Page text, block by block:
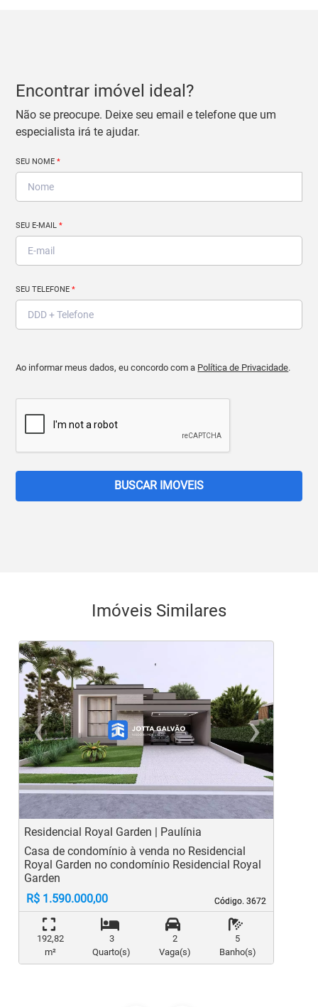
Encontrar imóvel ideal?
Não se preocupe. Deixe seu email e telefone que um
especialista irá te ajudar.
SEU NOME*
SEU E-MAIL*
SEU TELEFONE*
Ao informar meus dados, eu concordo com a Política de Privacidade.
BUSCAR IMOVEIS
Imóveis Similares
‹
Previous
›
Residencial Royal Garden | Paulínia
Código. 3672
Código. 3672
Casa de condomínio à venda no Residencial
Royal Garden no condomínio Residencial Royal
Garden
R$ 1.590.000,00
192,82
m²
3
Quarto(s)
2
Vaga(s)
5
Banho(s)